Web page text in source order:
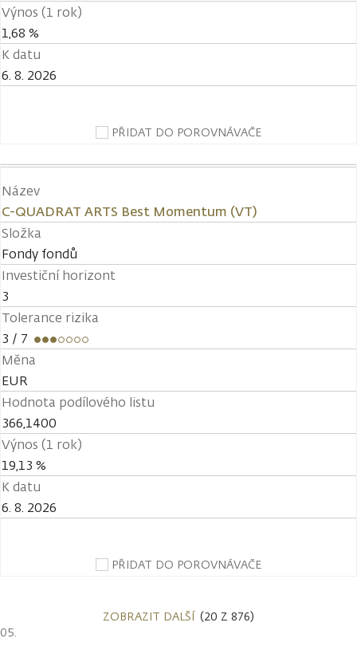
Výnos (1 rok)
1,68 %
K datu
6. 8. 2026
PŘIDAT DO POROVNÁVAČE
Název
C-QUADRAT ARTS Best Momentum (VT)
Složka
Fondy fondů
Investiční horizont
3
Tolerance rizika
3 / 7
Měna
EUR
Hodnota podílového listu
366,1400
Výnos (1 rok)
19,13 %
K datu
6. 8. 2026
PŘIDAT DO POROVNÁVAČE
ZOBRAZIT DALŠÍ (20 Z 876)